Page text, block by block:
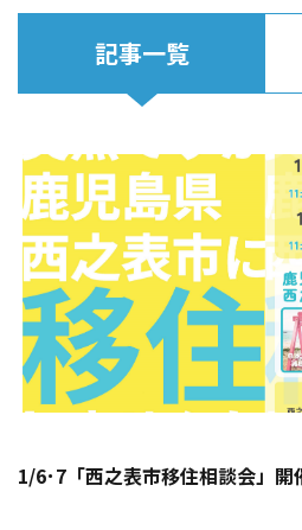
記事一覧
1/6･7「西之表市移住相談会」